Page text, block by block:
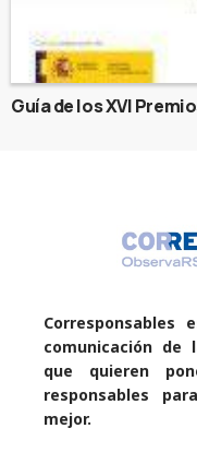
Guía de los XVI
comunicación de
que quieren
responsables
mejor.